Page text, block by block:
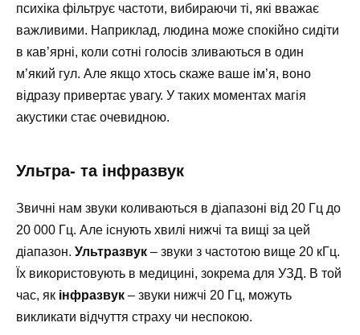
психіка фільтрує частоти, вибираючи ті, які вважає
важливими. Наприклад, людина може спокійно сидіти
в кав’ярні, коли сотні голосів зливаються в один
м’який гул. Але якщо хтось cкаже ваше ім’я, воно
відразу привертає увагу. У таких моментах магія
акустики стає очевидною.
Ультра- та інфразвук
Звичні нам звуки коливаються в діапазоні від 20 Гц до
20 000 Гц. Але існують хвилі нижчі та вищі за цей
діапазон. Ультразвук – звуки з частотою вище 20 кГц.
Їх використовують в медицині, зокрема для УЗД. В той
час, як інфразвук – звуки нижчі 20 Гц, можуть
викликати відчуття страху чи неспокою.